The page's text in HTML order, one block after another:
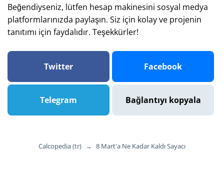
Beğendiyseniz, lütfen hesap makinesini sosyal medya
platformlarınızda paylaşın. Siz için kolay ve projenin
tanıtımı için faydalıdır. Teşekkürler!
Twitter Facebook
Telegram Bağlantıyı kopyala
Calcopedia (tr) → 8 Mart'a Ne Kadar Kaldı Sayacı